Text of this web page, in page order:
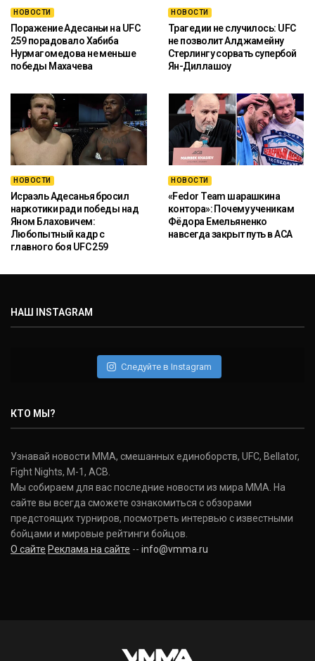
НОВОСТИ
Поражение Адесаньи на UFC
259 порадовало Хабиба
Нурмагомедова не меньше
победы Махачева
НОВОСТИ
Трагедии не случилось: UFC
не позволит Алджамейну
Стерлингу сорвать супербой
Ян-Диллашоу
НОВОСТИ
Исраэль Адесанья бросил
наркотики ради победы над
Яном Блаховичем:
Любопытный кадр с
главного боя UFC 259
НОВОСТИ
«Fedor Team шарашкина
контора»: Почему ученикам
Фёдора Емельяненко
навсегда закрыт путь в ACA
НАШ INSTAGRAM
Следуйте в Instagram
КТО МЫ?
Узнавай новости ММА, смешанных единоборств, UFC, Bellator,
Fight Nights, M-1, ACB.
Мы собираем для вас последние новости из мира ММА. На
сайте вы всегда сможете ознакомиться с обзорами
предстоящих турниров, посмотреть интервью с известными
бойцами и мировые рейтинги бойцов.
О сайте Реклама на сайте -- info@vmma.ru